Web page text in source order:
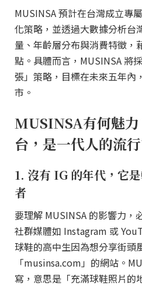
MUSINSA 預計在台灣成立專
化策略，並透過大數據分析台
量、年齡層分布與消費特徵，
點。具體而言，MUSINSA 將
張」策略，目標在未來五年內
市。
MUSINSA有何魅
台，是一代人的流
1. 沒有 IG 的年代，它
者
要理解 MUSINSA 的影響力，
社群媒體如 Instagram 或
球鞋的高中生因為想分享街頭
「musinsa.com」的網站。
寫，意思是「充滿球鞋照片的